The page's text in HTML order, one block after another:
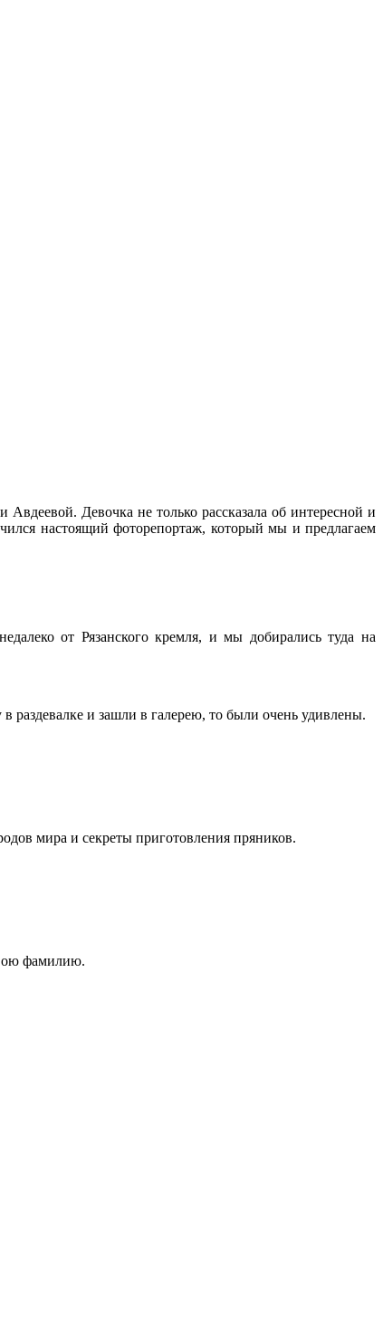
Девочка не только рассказала об интересной и
настоящий фоторепортаж, который мы и предлагаем
от Рязанского кремля, и мы добирались туда на
раздевалке и зашли в галерею, то были очень удивлены.
мира и секреты приготовления пряников.
фамилию.